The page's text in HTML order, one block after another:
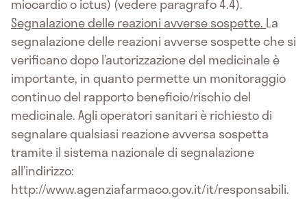
miocardio o ictus) (vedere paragrafo 4.4).
Segnalazione delle reazioni avverse sospette. La
segnalazione delle reazioni avverse sospette che si
verificano dopo l’autorizzazione del medicinale è
importante, in quanto permette un monitoraggio
continuo del rapporto beneficio/rischio del
medicinale. Agli operatori sanitari è richiesto di
segnalare qualsiasi reazione avversa sospetta
tramite il sistema nazionale di segnalazione
all’indirizzo:
http://www.agenziafarmaco.gov.it/it/responsabili.